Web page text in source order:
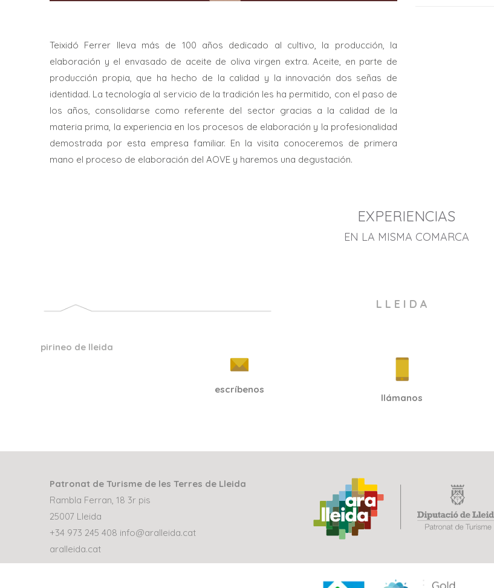
Teixidó Ferrer lleva más de 100 años dedicado al cultivo, la producción, la
elaboración y el envasado de aceite de oliva virgen extra. Aceite, en parte de
producción propia, que ha hecho de la calidad y la innovación dos señas de
identidad. La tecnología al servicio de la tradición les ha permitido, con el paso de
los años, consolidarse como referente del sector gracias a la calidad de la
materia prima, la experiencia en los procesos de elaboración y la profesionalidad
demostrada por esta empresa familiar. En la visita conoceremos de primera
mano el proceso de elaboración del AOVE y haremos una degustación.
EXPERIENCIAS
EN LA MISMA COMARCA
pirineo de lleida
L L E I D A
escríbenos
llámanos
Patronat de Turisme de les Terres de Lleida
Rambla Ferran, 18 3r pis
25007 Lleida
+34 973 245 408 info@aralleida.cat
aralleida.cat